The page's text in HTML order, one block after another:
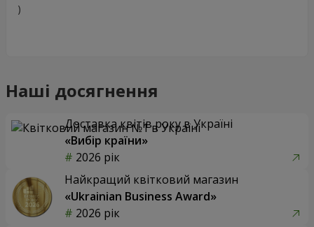
)
Наші досягнення
Доставка квітів року в Україні
«Вибір країни»
2026 рік
Найкращий квітковий магазин
«Ukrainian Business Award»
2026 рік